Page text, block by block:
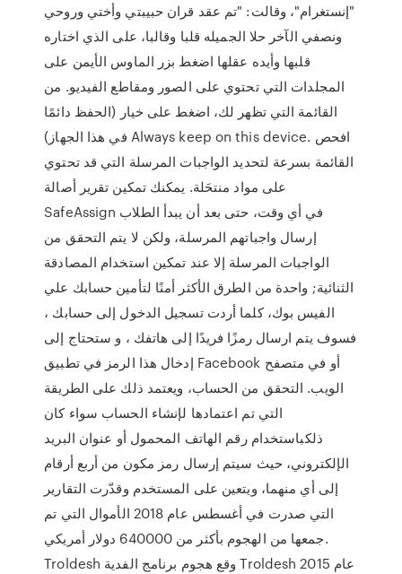
"إنستغرام"، وقالت: "تم عقد قران حبيبتي وأختي وروحي
ونصفي الآخر حلا الجميله قلبا وقالبا، على الذي اختاره
قلبها وأيده عقلها اضغط بزر الماوس الأيمن على
المجلدات التي تحتوي على الصور ومقاطع الفيديو. من
القائمة التي تظهر لك، اضغط على خيار (الحفظ دائمًا
في هذا الجهاز) Always keep on this device. افحص
القائمة بسرعة لتحديد الواجبات المرسلة التي قد تحتوي
على مواد منتحَلة. يمكنك تمكين تقرير أصالة
SafeAssign في أي وقت، حتى بعد أن يبدأ الطلاب
إرسال واجباتهم المرسلة، ولكن لا يتم التحقق من
الواجبات المرسلة إلا عند تمكين استخدام المصادقة
الثنائية; واحدة من الطرق الأكثر أمنًا لتأمين حسابك علي
الفيس بوك، كلما أردت تسجيل الدخول إلى حسابك ،
فسوف يتم ارسال رمزًا فريدًا إلى هاتفك ، و ستحتاج إلى
إدخال هذا الرمز في تطبيق Facebook أو في متصفح
الويب. التحقق من الحساب، ويعتمد ذلك على الطريقة
التي تم اعتمادها لإنشاء الحساب سواء كان
ذلكباستخدام رقم الهاتف المحمول أو عنوان البريد
الإلكتروني، حيث سيتم إرسال رمز مكون من أربع أرقام
إلى أي منهما، ويتعين على المستخدم وقدّرت التقارير
التي صدرت في أغسطس عام 2018 الأموال التي تم
جمعها من الهجوم بأكثر من 640000 دولار أمريكي.
Troldesh وقع هجوم برنامج الفدية Troldesh عام 2015